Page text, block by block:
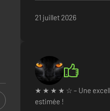
21 juillet 2026
★ ★ ★ ★ ☆ – Une
estimée !